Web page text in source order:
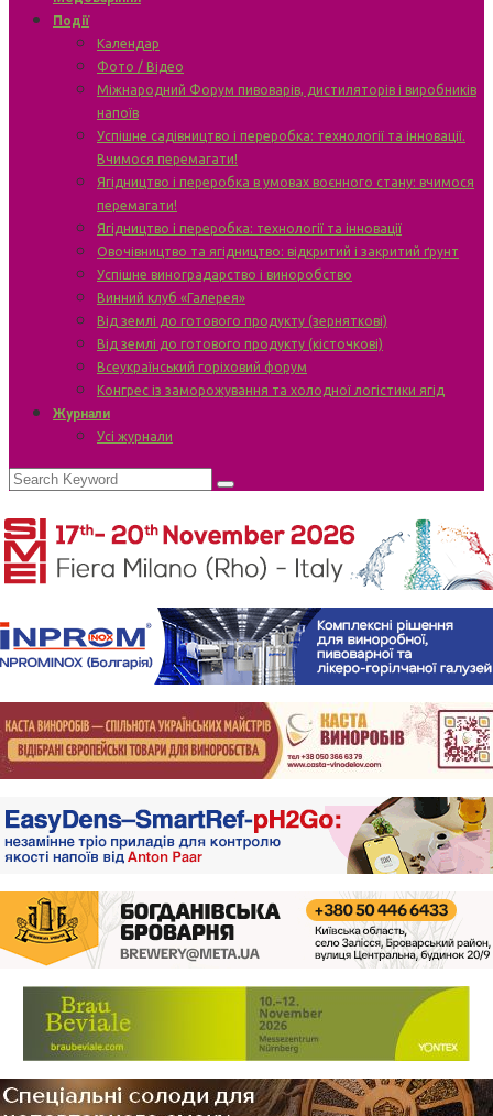
Події
Календар
Фото / Відео
Міжнародний Форум пивоварів, дистиляторів і виробників
напоїв
Успішне садівництво і переробка: технології та інновації.
Вчимося перемагати!
Ягідництво і переробка в умовах воєнного стану: вчимося
перемагати!
Ягідництво і переробка: технології та інновації
Овочівництво та ягідництво: відкритий і закритий ґрунт
Успішне виноградарство і виноробство
Винний клуб «Галерея»
Від землі до готового продукту (зерняткові)
Від землі до готового продукту (кісточкові)
Всеукраїнський горіховий форум
Конгрес із заморожування та холодної логістики ягід
Журнали
Усі журнали